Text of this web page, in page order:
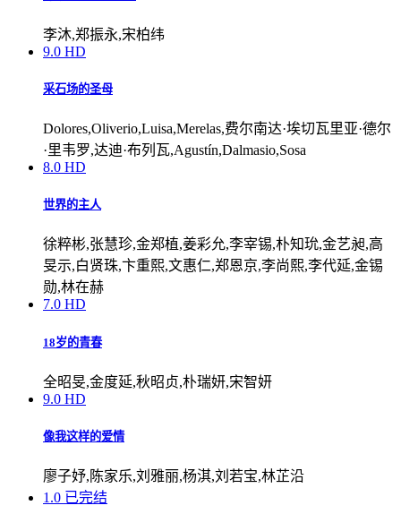
李沐,郑振永,宋柏纬
9.0 HD
采石场的圣母
Dolores,Oliverio,Luisa,Merelas,费尔南达·埃切瓦里亚·德尔
·里韦罗,达迪·布列瓦,Agustín,Dalmasio,Sosa
8.0 HD
世界的主人
徐粹彬,张慧珍,金郑植,姜彩允,李宰锡,朴知玧,金艺昶,高
旻示,白贤珠,卞重熙,文惠仁,郑恩京,李尚熙,李代延,金锡
勋,林在赫
7.0 HD
18岁的青春
全昭旻,金度延,秋昭贞,朴瑞妍,宋智妍
9.0 HD
像我这样的爱情
廖子妤,陈家乐,刘雅丽,杨淇,刘若宝,林芷沿
1.0 已完结